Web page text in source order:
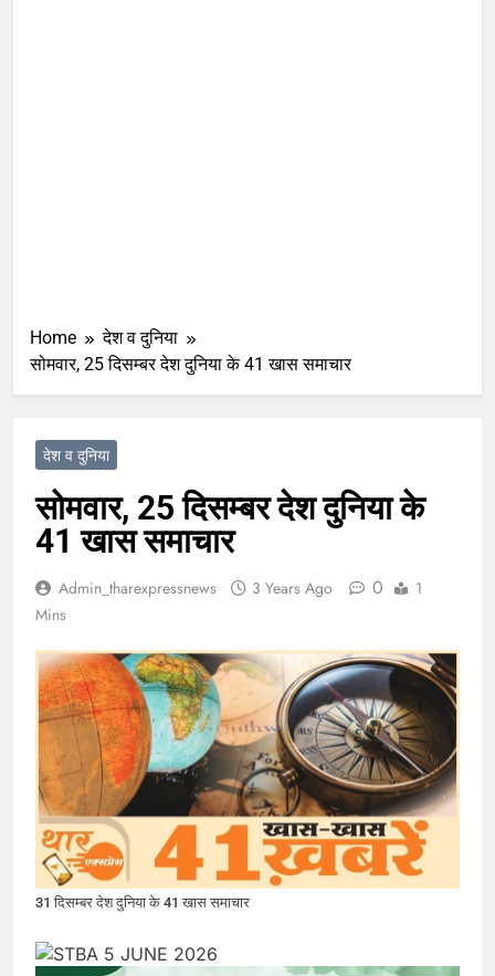
Home
देश व दुनिया
सोमवार, 25 दिसम्बर देश दुनिया के 41 खास समाचार
देश व दुनिया
सोमवार, 25 दिसम्बर देश दुनिया के
41 खास समाचार
Admin_tharexpressnews 3 Years Ago 0
1
Mins
31 दिसम्बर देश दुनिया के 41 खास समाचार